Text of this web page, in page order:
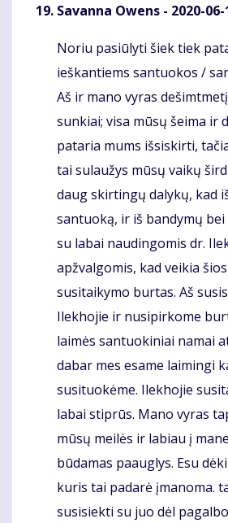
Savanna Owens - 2020-
Komentaras
Noriu pasiūlyti šiek tiek
ieškantiems santuokos /
Aš ir mano vyras
sunkiai; visa mūsų šeima ir
pataria mums išsiskirti,
tai sulaužys mūsų vaikų
daug skirtingų dalykų, kad
santuoką, ir iš bandymų
su labai naudingomis dr.
apžvalgomis, kad veikia
susitaikymo burtas. Aš
Ilekhojie ir nusipirkome
laimės santuokiniai namai
dabar mes esame laimingi
susituokėme. Ilekhojie
labai stiprūs. Mano vyras
mūsų meilės ir labiau į
būdamas paauglys. Esu
kuris tai padarė įmanoma.
susisiekti su juo dėl